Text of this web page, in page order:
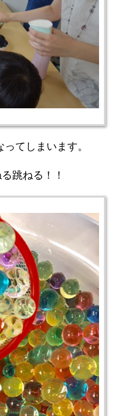
てしまいます。
跳ねる！！